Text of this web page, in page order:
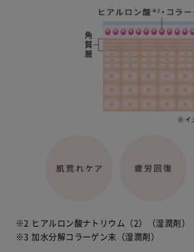
※2 ヒアルロン酸ナトリウム（2）（湿潤剤）
※3 加水分解コラーゲン末（湿潤剤）